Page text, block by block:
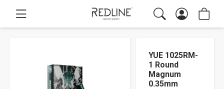
YUE 1025RM-
1 Round
Magnum
0.35mm